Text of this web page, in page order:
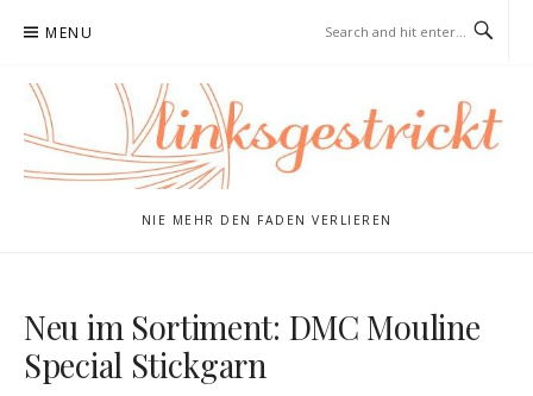
MENU
NIE MEHR DEN FADEN VERLIEREN
Neu im Sortiment: DMC Mouline
Special Stickgarn